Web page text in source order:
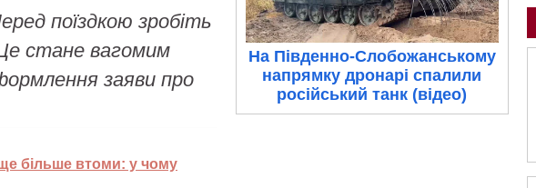
поїздкою зробіть
Це стане вагомим
заяви про
більше втоми: у чому
На Південно-Слобожанському
напрямку дронарі спалили
російський танк (відео)